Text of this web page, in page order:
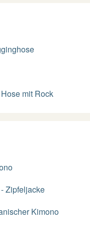
mit Rock
Zipfeljacke
Kimono